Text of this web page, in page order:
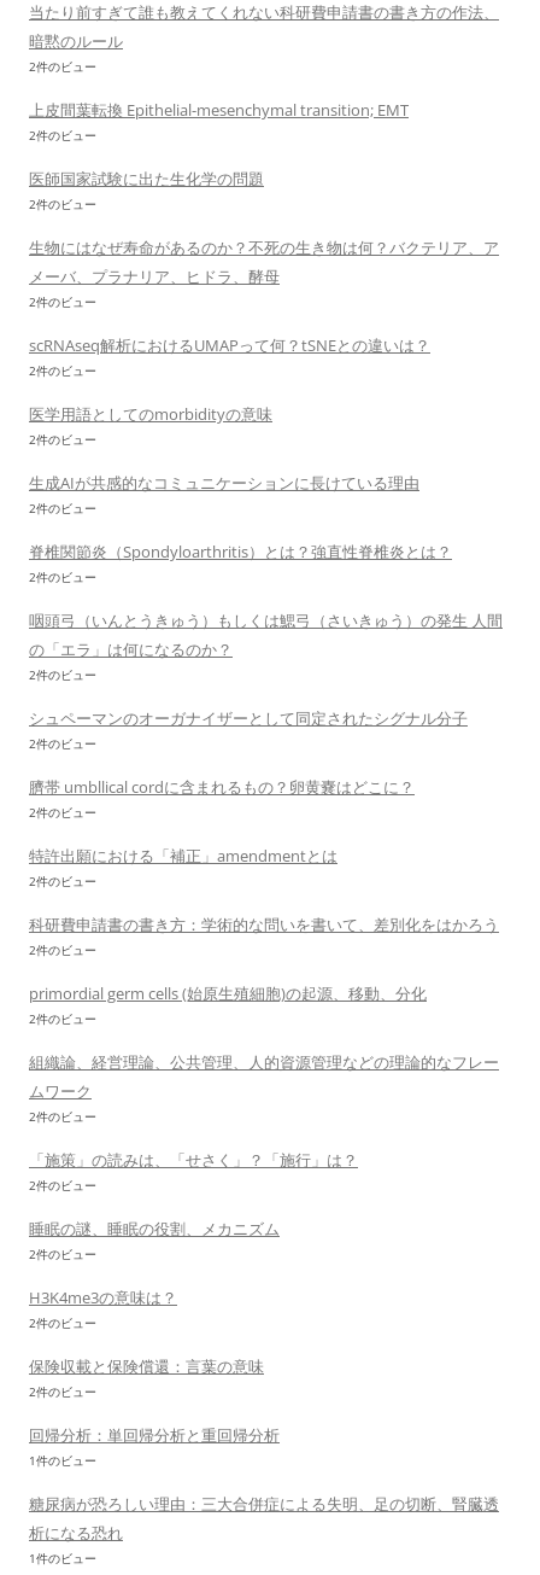
当たり前すぎて誰も教えてくれない科研費申請書の書き方の作法、
暗黙のルール
2件のビュー
上皮間葉転換 Epithelial-mesenchymal transition; EMT
2件のビュー
医師国家試験に出た生化学の問題
2件のビュー
生物にはなぜ寿命があるのか？不死の生き物は何？バクテリア、ア
メーバ、プラナリア、ヒドラ、酵母
2件のビュー
scRNAseq解析におけるUMAPって何？tSNEとの違いは？
2件のビュー
医学用語としてのmorbidityの意味
2件のビュー
生成AIが共感的なコミュニケーションに長けている理由
2件のビュー
脊椎関節炎（Spondyloarthritis）とは？強直性脊椎炎とは？
2件のビュー
咽頭弓（いんとうきゅう）もしくは鰓弓（さいきゅう）の発生 人間
の「エラ」は何になるのか？
2件のビュー
シュペーマンのオーガナイザーとして同定されたシグナル分子
2件のビュー
臍帯 umbllical cordに含まれるもの？卵黄嚢はどこに？
2件のビュー
特許出願における「補正」amendmentとは
2件のビュー
科研費申請書の書き方：学術的な問いを書いて、差別化をはかろう
2件のビュー
primordial germ cells (始原生殖細胞)の起源、移動、分化
2件のビュー
組織論、経営理論、公共管理、人的資源管理などの理論的なフレー
ムワーク
2件のビュー
「施策」の読みは、「せさく」？「施行」は？
2件のビュー
睡眠の謎、睡眠の役割、メカニズム
2件のビュー
H3K4me3の意味は？
2件のビュー
保険収載と保険償還：言葉の意味
2件のビュー
回帰分析：単回帰分析と重回帰分析
1件のビュー
糖尿病が恐ろしい理由：三大合併症による失明、足の切断、腎臓透
析になる恐れ
1件のビュー